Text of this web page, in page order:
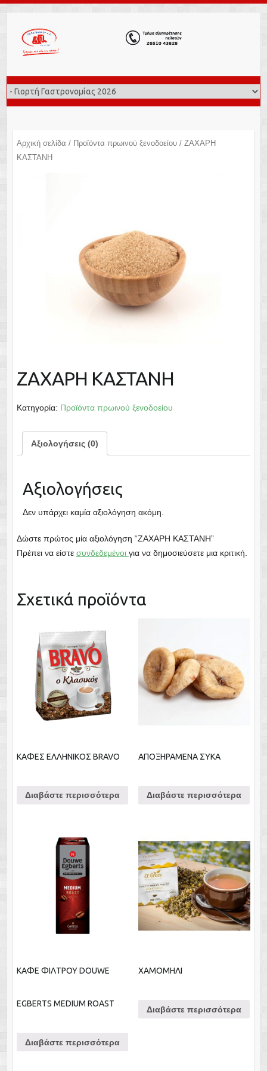
Αρχική σελίδα / Προϊόντα πρωινού ξενοδοείου/ ΖΑΧΑΡΗ
ΚΑΣΤΑΝΗ
ΖΑΧΑΡΗ ΚΑΣΤΑΝΗ
Κατηγορία: Προϊόντα πρωινού ξενοδοείου
Αξιολογήσεις (0)
Αξιολογήσεις
Δεν υπάρχει καμία αξιολόγηση ακόμη.
Δώστε πρώτος μία αξιολόγηση “ΖΑΧΑΡΗ ΚΑΣΤΑΝΗ”
Πρέπει να είστε συνδεδεμένοι για να δημοσιεύσετε μια κριτική.
Σχετικά προϊόντα
ΚΑΦΕΣ ΕΛΛΗΝΙΚΟΣ BRAVO
Διαβάστε περισσότερα
ΑΠΟΞΗΡΑΜΕΝΑ ΣΥΚΑ
Διαβάστε περισσότερα
ΚΑΦΕ ΦΙΛΤΡΟΥ DOUWE
EGBERTS MEDIUM ROAST
Διαβάστε περισσότερα
ΧΑΜΟΜΗΛΙ
Διαβάστε περισσότερα